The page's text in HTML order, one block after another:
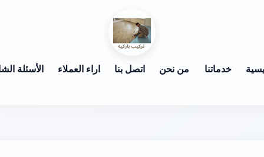
خدماتنا من نحن اتصل بنا اراء العملاء الأسئلة